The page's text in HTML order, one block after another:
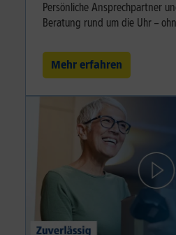
Persönliche Ansprechpartner
Beratung rund um die Uhr –
Mehr erfahren